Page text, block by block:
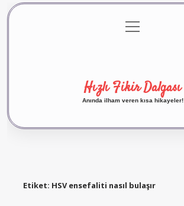
Gizlilik Politikası
menüyü
aç
Hızlı Fikir Dalgası
Anında ilham veren kısa hikayeler!
Etiket: HSV ensefaliti nasıl bulaşır